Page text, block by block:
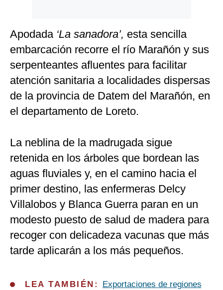
Apodada‘La sanadora’, esta sencilla
embarcación recorre el río Marañón y sus
serpenteantes afluentes para facilitar
atención sanitaria a localidades dispersas
de la provincia de Datem del Marañón, en
el departamento de Loreto.
La neblina de la madrugada sigue
retenida en los árboles que bordean las
aguas fluviales y, en el camino hacia el
primer destino, las enfermeras Delcy
Villalobos y Blanca Guerra paran en un
modesto puesto de salud de madera para
recoger con delicadeza vacunas que más
tarde aplicarán a los más pequeños.
LEA TAMBIÉN:
Exportaciones de regiones